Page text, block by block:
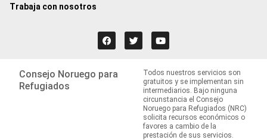
Trabaja con nosotros
Consejo Noruego para
Refugiados
Todos nuestros servicios son
gratuitos y se implementan sin
intermediarios. Bajo ninguna
circunstancia el Consejo
Noruego para Refugiados (NRC)
solicita recursos económicos o
favores a cambio de la
prestación de sus servicios.